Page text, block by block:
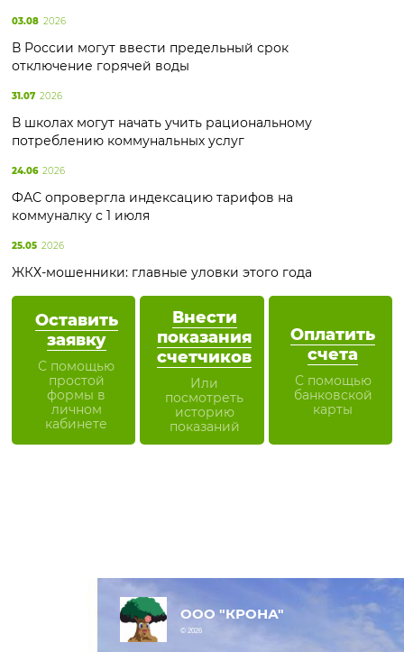
Оставить
заявку
С помощью
простой
формы в
личном
кабинете
Внести
показания
счетчиков
Или
посмотреть
историю
показаний
Оплатить
счета
С помощью
банковской
карты
03.08 2026
В России могут ввести предельный срок
отключение горячей воды
31.07 2026
В школах могут начать учить рациональному
потреблению коммунальных услуг
24.06 2026
ФАС опровергла индексацию тарифов на
коммуналку с 1 июля
25.05 2026
ЖКХ-мошенники: главные уловки этого года
ООО "КРОНА"
© 2026